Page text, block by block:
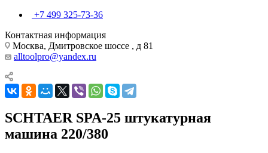
+7 499 325-73-36
Контактная информация
Москва, Дмитровское шоссе , д 81
alltoolpro@yandex.ru
SCHTAER SPA-25 штукатурная
машина 220/380